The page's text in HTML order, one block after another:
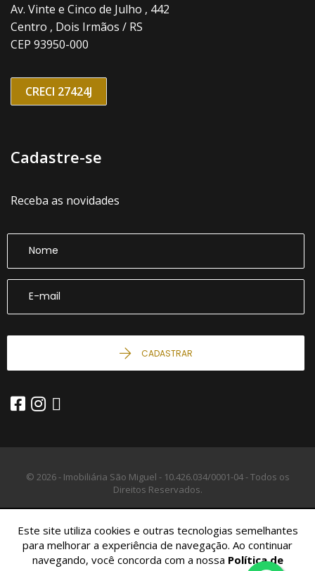
Av. Vinte e Cinco de Julho , 442
Centro , Dois Irmãos / RS
CEP 93950-000
CRECI 27424J
Cadastre-se
Receba as novidades
CADASTRAR
© 2026 - Imobiliária São Miguel - 10.426.034/0001-04 -Todos os
Direitos Reservados.
Este site utiliza cookies e outras tecnologias semelhantes
para melhorar a experiência de navegação. Ao continuar
navegando, você concorda com a nossa Política de